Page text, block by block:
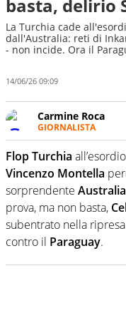
basta, delirio
La Turchia cade
dall'Australia: reti di
- non incide. Ora il
14/06/26 09:09
Carmine Roca
GIORNALISTA
Giornalista
sue sfaccettature,
campionati minori.
Flop Turchia
Vincenzo Montella
sorprendente Australia
prova, ma non basta,
subentrato nella
contro il Paraguay.